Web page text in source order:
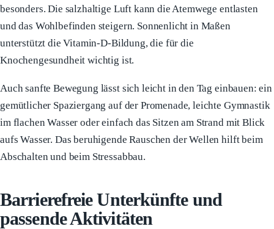
besonders. Die salzhaltige Luft kann die Atemwege entlasten
und das Wohlbefinden steigern. Sonnenlicht in Maßen
unterstützt die Vitamin-D-Bildung, die für die
Knochengesundheit wichtig ist.
Auch sanfte Bewegung lässt sich leicht in den Tag einbauen: ein
gemütlicher Spaziergang auf der Promenade, leichte Gymnastik
im flachen Wasser oder einfach das Sitzen am Strand mit Blick
aufs Wasser. Das beruhigende Rauschen der Wellen hilft beim
Abschalten und beim Stressabbau.
Barrierefreie Unterkünfte und
passende Aktivitäten